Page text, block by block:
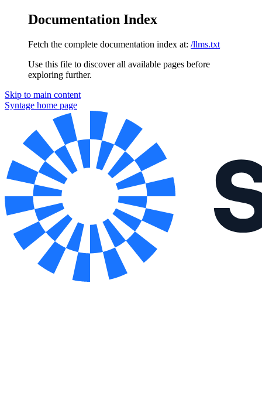
Documentation Index
Fetch the complete documentation index at: /llms.txt
Use this file to discover all available pages before
exploring further.
Skip to main content
Syntage home page